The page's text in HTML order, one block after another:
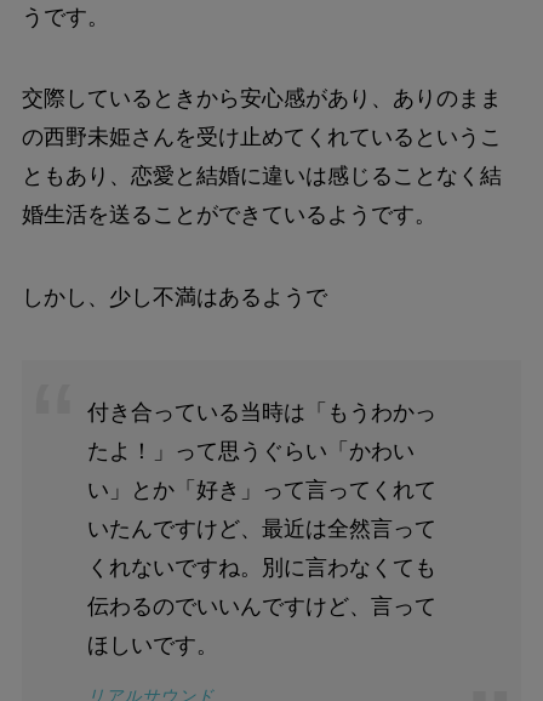
うです。
交際しているときから安心感があり、ありのまま
の西野未姫さんを受け止めてくれているというこ
ともあり、恋愛と結婚に違いは感じることなく結
婚生活を送ることができているようです。
しかし、少し不満はあるようで
付き合っている当時は「もうわかっ
たよ！」って思うぐらい「かわい
い」とか「好き」って言ってくれて
いたんですけど、最近は全然言って
くれないですね。別に言わなくても
伝わるのでいいんですけど、言って
ほしいです。
リアルサウンド